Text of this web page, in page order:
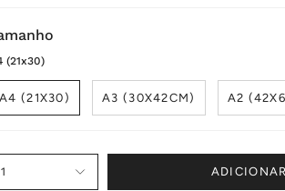
(21x30)
A4 (21X30) A3 (30X42CM) A2
1